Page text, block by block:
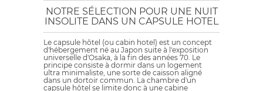
NOTRE SÉLECTION POUR UNE NUIT
INSOLITE DANS UN CAPSULE HOTEL
Le capsule hôtel (ou cabin hotel) est un concept
d'hébergement né au Japon suite à l'exposition
universelle d'Osaka, à la fin des années 70. Le
principe consiste à dormir dans un logement
ultra minimaliste, une sorte de caisson aligné
dans un dortoir commun. La chambre d'un
capsule hôtel se limite donc à une cabine